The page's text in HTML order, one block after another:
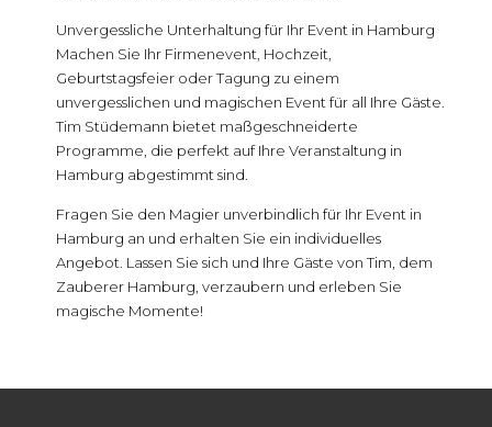
Unvergessliche Unterhaltung für Ihr Event in Hamburg
Machen Sie Ihr Firmenevent, Hochzeit,
Geburtstagsfeier oder Tagung zu einem
unvergesslichen und magischen Event für all Ihre Gäste.
Tim Stüdemann bietet maßgeschneiderte
Programme, die perfekt auf Ihre Veranstaltung in
Hamburg abgestimmt sind.
Fragen Sie den Magier unverbindlich für Ihr Event in
Hamburg an und erhalten Sie ein individuelles
Angebot. Lassen Sie sich und Ihre Gäste von Tim, dem
Zauberer Hamburg, verzaubern und erleben Sie
magische Momente!